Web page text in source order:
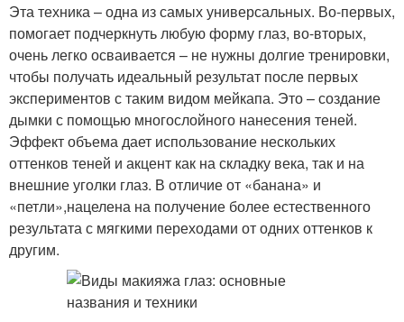
Эта техника – одна из самых универсальных. Во-первых,
помогает подчеркнуть любую форму глаз, во-вторых,
очень легко осваивается – не нужны долгие тренировки,
чтобы получать идеальный результат после первых
экспериментов с таким видом мейкапа. Это – создание
дымки с помощью многослойного нанесения теней.
Эффект объема дает использование нескольких
оттенков теней и акцент как на складку века, так и на
внешние уголки глаз. В отличие от «банана» и
«петли»,нацелена на получение более естественного
результата с мягкими переходами от одних оттенков к
другим.